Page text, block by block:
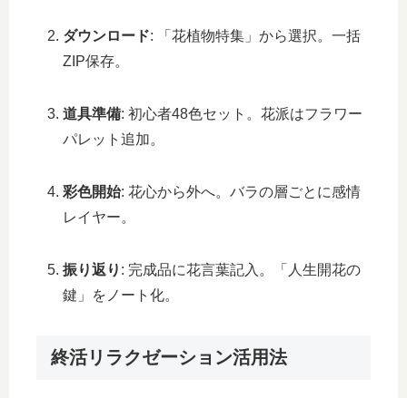
ダウンロード: 「花植物特集」から選択。一括
ZIP保存。
道具準備: 初心者48色セット。花派はフラワー
パレット追加。
彩色開始: 花心から外へ。バラの層ごとに感情
レイヤー。
振り返り : 完成品に花言葉記入。「人生開花の
鍵」をノート化。
終活リラクゼーション活用法